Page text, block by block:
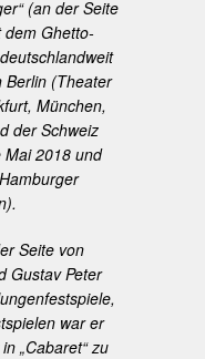
(an der Seite
dem Ghetto-
Berlin (Theater
München,
der Schweiz
Mai 2018 und
Seite von
Gustav Peter
war er
„Cabaret“ zu